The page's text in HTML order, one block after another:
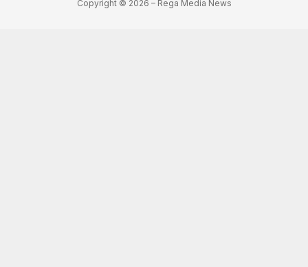
Copyright © 2026 – Rega Media News